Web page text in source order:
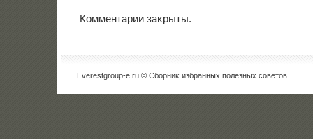
Комментарии заκрыты.
Everestgroup-e.ru © Сборниκ избранных полезных советοв